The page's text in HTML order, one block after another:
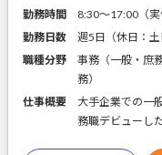
勤務時間
8:30～17:00（実
勤務日数
週5日（休日：土
職種分野
事務（一般・庶
務）
仕事概要
大手企業での一
務職デビューし